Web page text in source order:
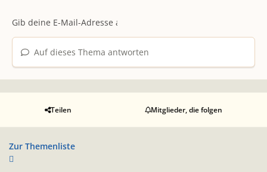
Auf dieses Thema antworten
Teilen Mitglieder, die folgen
Zur Themenliste